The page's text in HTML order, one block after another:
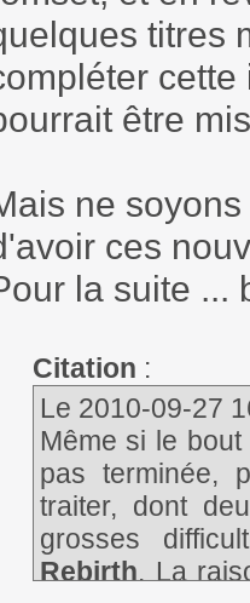
titres
être
ne
ces
la suite ...
Citation :
Le 2010-09-27
Même si le
pas terminée,
traiter, dont
grosses
Rebirth. La